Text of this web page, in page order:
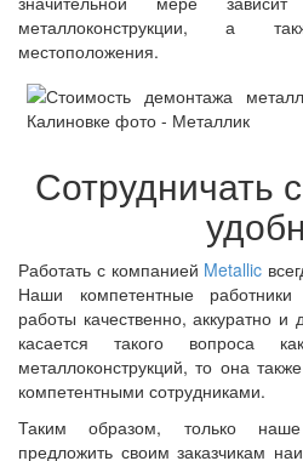
металлоконструкции, а
местоположения.
Сотрудничать
Работать с компанией Metallic
Наши компетентные
работы качественно, аккуратно и
касается такого вопроса
металлоконструкций, то она
компетентными сотрудниками.
Таким образом, только
предложить своим заказчикам